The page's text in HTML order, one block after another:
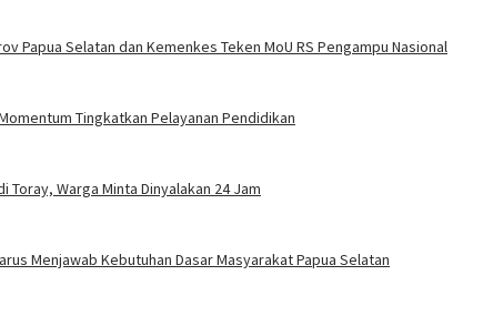
Papua Selatan dan Kemenkes Teken MoU RS Pengampu Nasional
Tingkatkan Pelayanan Pendidikan
Toray, Warga Minta Dinyalakan 24 Jam
Menjawab Kebutuhan Dasar Masyarakat Papua Selatan